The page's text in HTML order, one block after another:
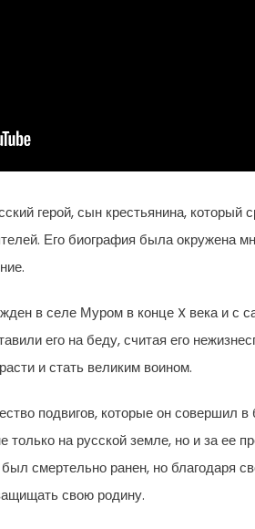
герой, сын крестьянина, который
Его биография была окружена
в селе Муром в конце X века и с
его на беду, считая его
и стать великим воином.
подвигов, которые он совершил в
только на русской земле, но и за ее
смертельно ранен, но благодаря
свою родину.